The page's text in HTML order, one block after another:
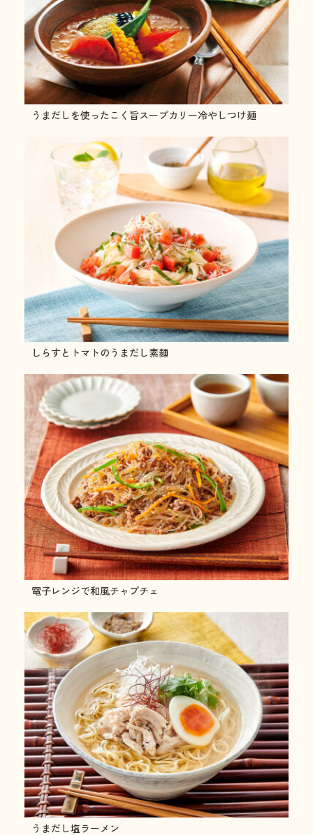
うまだしを使ったこく旨スープカリー冷やしつけ麺
しらすとトマトのうまだし素麺
電子レンジで和風チャプチェ
うまだし塩ラーメン